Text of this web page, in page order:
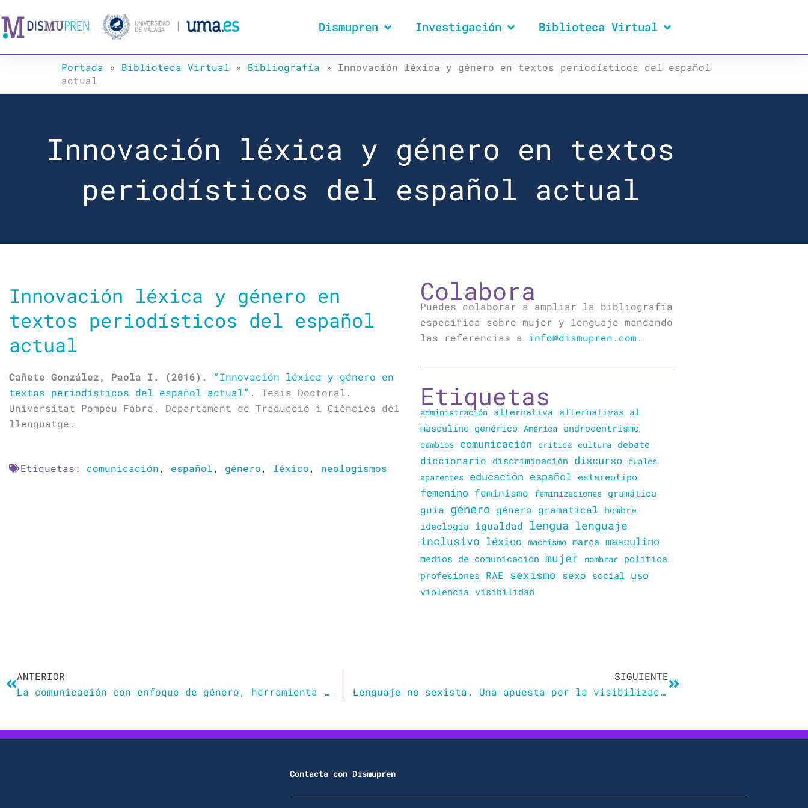
al
contenido
Dismupren Investigación Biblioteca Virtual
Portada » Biblioteca Virtual » Bibliografía » Innovación léxica y género en textos periodísticos del español
actual
Innovación léxica y género en textos
periodísticos del español actual
Innovación léxica y género en
textos periodísticos del español
actual
Cañete González, Paola I. (2016) . “Innovación léxica y género en
textos periodísticos del español actual” . Tesis Doctoral.
Universitat Pompeu Fabra. Departament de Traducció i Ciències del
llenguatge.
Etiquetas: comunicación, español, género, léxico, neologismos
Colabora
Puedes colaborar a ampliar la bibliografía
específica sobre mujer y lenguaje mandando
las referencias a info@dismupren.com .
Etiquetas
administración alternativa alternativas al
masculino genérico América androcentrismo
cambios comunicación crítica cultura debate
diccionario discriminación discurso duales
aparentes educación español estereotipo
femenino feminismo feminizaciones gramática
guía género género gramatical hombre
ideología igualdad lengua lenguaje
inclusivo léxico machismo marca masculino
medios de comunicación mujer nombrar política
profesiones RAE sexismo sexo social uso
violencia visibilidad
ANTERIOR
La comunicación con enfoque de género, herramienta teórica y acción política. Medios, agenda feminista y prácticas comunicacionales. El caso de Argentina
SIGUIENTE
Lenguaje no sexista. Una apuesta por la visibilizacion de las mujeres
Contacta con Dismupren